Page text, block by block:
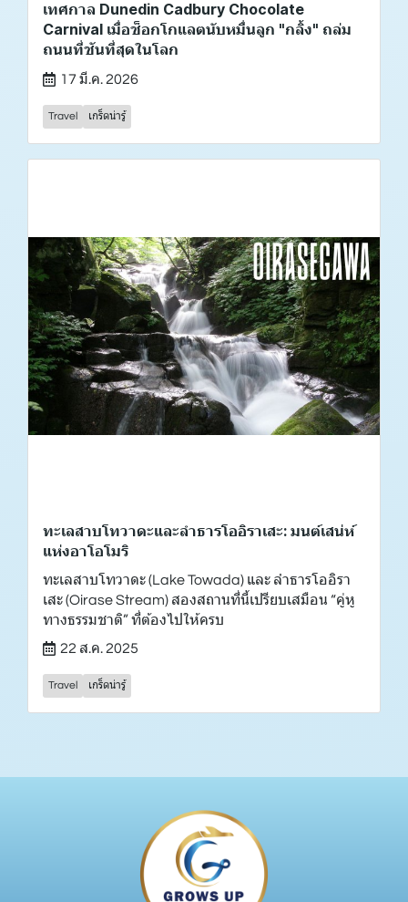
เทศกาล Dunedin Cadbury Chocolate
Carnival เมื่อช็อกโกแลตนับหมื่นลูก "กลิ้ง" ถล่ม
ถนนที่ชันที่สุดในโลก
17 มี.ค. 2026
Travel เกร็ดน่ารู้
ทะเลสาบโทวาดะและลำธารโออิราเสะ: มนต์เสน่ห์
แห่งอาโอโมริ
ทะเลสาบโทวาดะ (Lake Towada) และ ลำธารโออิรา
เสะ (Oirase Stream) สองสถานที่นี้เปรียบเสมือน “คู่หู
ทางธรรมชาติ” ที่ต้องไปให้ครบ
22 ส.ค. 2025
Travel เกร็ดน่ารู้